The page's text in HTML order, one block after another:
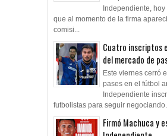
Independiente,
que al momento de la firma
comisi...
Cuatro inscriptos
del mercado de
Este viernes cerró
pases en el fútbol
Independiente
futbolistas para seguir negociando.
Firmó Machuca y